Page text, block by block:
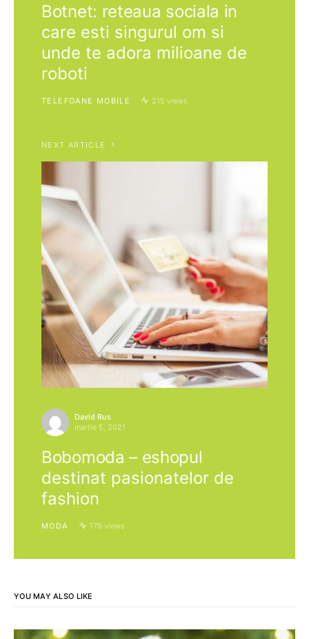
Botnet: reteaua sociala in
care esti singurul om si
unde te adora milioane de
roboti
TELEFOANE MOBILE 215 views
NEXT ARTICLE
David Rus
martie 5, 2021
Bobomoda – eshopul
destinat pasionatelor de
fashion
MODA 179 views
YOU MAY ALSO LIKE